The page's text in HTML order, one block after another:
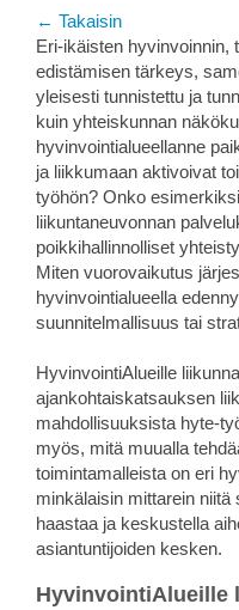
← Takaisin
Eri-ikäisten hyvinvoinnin,
edistämisen tärkeys,
yleisesti tunnistettu ja
kuin yhteiskunnan
hyvinvointialueellanne
ja liikkumaan aktivoivat
työhön? Onko
liikuntaneuvonnan
poikkihallinnolliset
Miten vuorovaikutus
hyvinvointialueella
suunnitelmallisuus tai
HyvinvointiAlueille
ajankohtaiskatsauksen
mahdollisuuksista hyte-
myös, mitä muualla
toimintamalleista on eri
minkälaisin mittarein
haastaa ja keskustella
asiantuntijoiden kesken.
HyvinvointiAlueille